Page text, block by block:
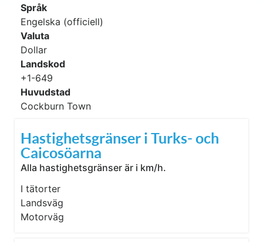
Språk
Engelska (officiell)
Valuta
Dollar
Landskod
+1-649
Huvudstad
Cockburn Town
Hastighetsgränser i Turks- och
Caicosöarna
Alla hastighetsgränser är i km/h.
I tätorter
Landsväg
Motorväg